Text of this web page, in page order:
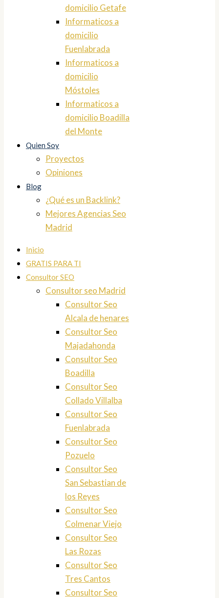
domicilio Getafe
Informaticos a
domicilio
Fuenlabrada
Informaticos a
domicilio
Móstoles
Informaticos a
domicilio Boadilla
del Monte
Quien Soy
Proyectos
Opiniones
Blog
¿Qué es un Backlink?
Mejores Agencias Seo
Madrid
Inicio
GRATIS PARA TI
Consultor SEO
Consultor seo Madrid
Consultor Seo
Alcala de henares
Consultor Seo
Majadahonda
Consultor Seo
Boadilla
Consultor Seo
Collado Villalba
Consultor Seo
Fuenlabrada
Consultor Seo
Pozuelo
Consultor Seo
San Sebastian de
los Reyes
Consultor Seo
Colmenar Viejo
Consultor Seo
Las Rozas
Consultor Seo
Tres Cantos
Consultor Seo